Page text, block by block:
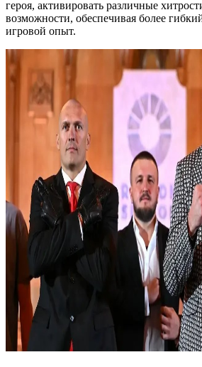
героя, активировать различные
возможности, обеспечивая более
игровой опыт.